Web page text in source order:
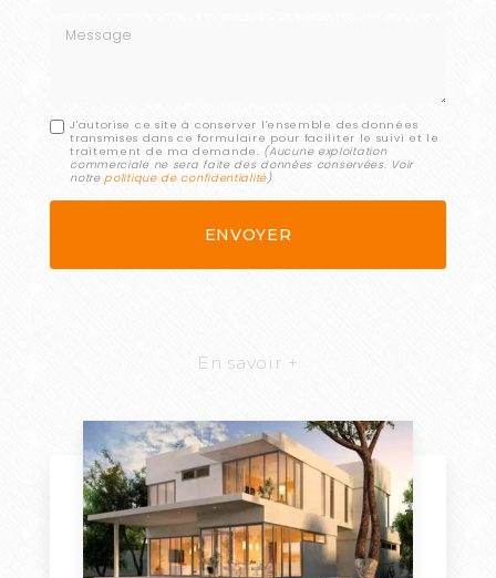
Message
J'autorise ce site à conserver l'ensemble des données
transmises dans ce formulaire pour faciliter le suivi et le
traitement de ma demande. (Aucune exploitation
commerciale ne sera faite des données conservées. Voir
notrepolitique de confidentialité)
En savoir +